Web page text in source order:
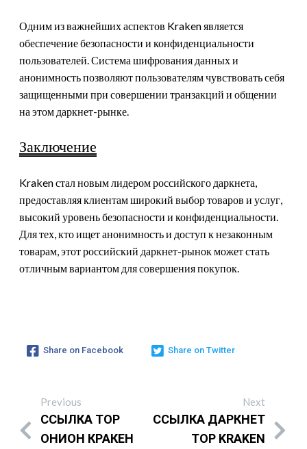
Одним из важнейших аспектов Kraken является
обеспечение безопасности и конфиденциальности
пользователей. Система шифрования данных и
анонимность позволяют пользователям чувствовать себя
защищенными при совершении транзакций и общении
на этом даркнет-рынке.
Заключение
Kraken стал новым лидером российского даркнета,
предоставляя клиентам широкий выбор товаров и услуг,
высокий уровень безопасности и конфиденциальности.
Для тех, кто ищет анонимность и доступ к незаконным
товарам, этот российский даркнет-рынок может стать
отличным вариантом для совершения покупок.
Share on Facebook Share on Twitter
Previous
ССЫЛКА ТОР
ОНИОН КРАКЕН
Next
ССЫЛКА ДАРКНЕТ
ТОР KRAKEN